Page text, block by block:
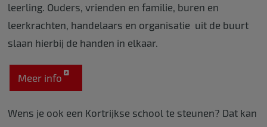
leerling. Ouders, vrienden en familie, buren en
leerkrachten, handelaars en organisatie uit de buurt
slaan hierbij de handen in elkaar.
Meer info
Wens je ook een Kortrijkse school te steunen? Dat kan